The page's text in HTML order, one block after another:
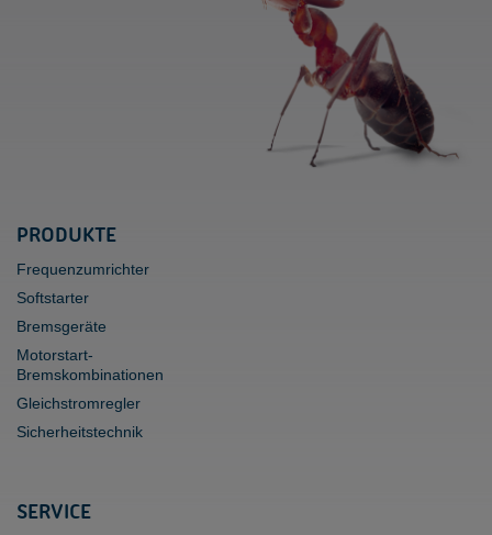
PRODUKTE
Frequenzumrichter
Softstarter
Bremsgeräte
Motorstart-
Bremskombinationen
Gleichstromregler
Sicherheitstechnik
SERVICE